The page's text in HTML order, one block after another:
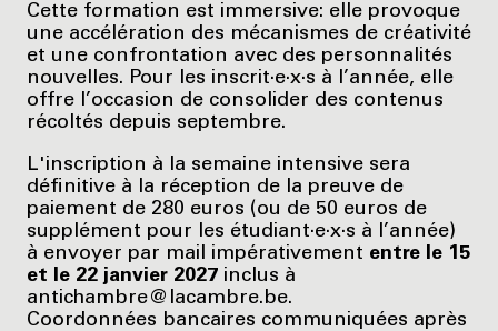
Cette formation est immersive: elle provoque
une accélération des mécanismes de créativité
et une confrontation avec des personnalités
nouvelles. Pour les inscrit·e·x·s à l’année, elle
offre l’occasion de consolider des contenus
récoltés depuis septembre.
L'inscription à la semaine intensive sera
définitive à la réception de la preuve de
paiement de 280 euros (ou de 50 euros de
supplément pour les étudiant·e·x·s à l’année)
à envoyer par mail impérativement entre le 15
et le 22 janvier 2027 inclus à
antichambre@lacambre.be.
Coordonnées bancaires communiquées après